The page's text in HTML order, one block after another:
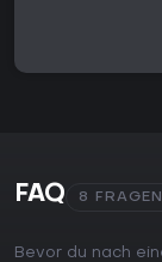
FAQ 8 FRAGEN
Bevor du nach